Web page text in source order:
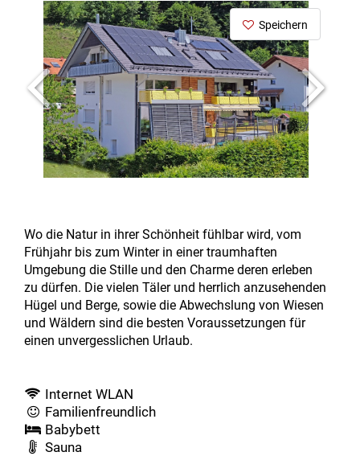
Speichern
Wo die Natur in ihrer Schönheit fühlbar wird, vom
Frühjahr bis zum Winter in einer traumhaften
Umgebung die Stille und den Charme deren erleben
zu dürfen. Die vielen Täler und herrlich anzusehenden
Hügel und Berge, sowie die Abwechslung von Wiesen
und Wäldern sind die besten Voraussetzungen für
einen unvergesslichen Urlaub.
Internet WLAN
Familienfreundlich
Babybett
Sauna